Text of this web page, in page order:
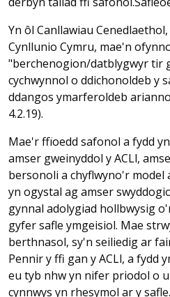
Yn ôl Canllawiau
Cynllunio Cymru, mae'n
"berchenogion/datblygwyr tir
cychwynnol o ddichonoldeb y
ddangos ymarferoldeb
4.2.19).
Mae'r ffïoedd safonol a fydd
amser gweinyddol y ACLl,
bersonoli a chyflwyno'r model
yn ogystal ag amser
gynnal adolygiad hollbwysig
gyfer safle ymgeisiol. Mae
berthnasol, sy'n seiliedig ar
Pennir y ffi gan y ACLl, a fydd
eu tyb nhw yn nifer priodol o
cynnwys yn rhesymol ar y